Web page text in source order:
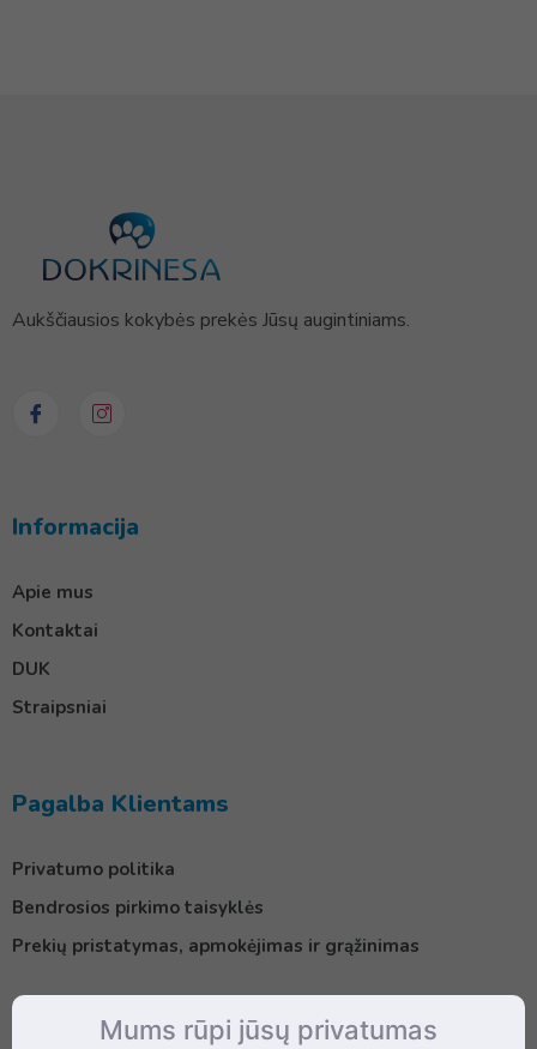
Aukščiausios kokybės prekės Jūsų augintiniams.
Informacija
Apie mus
Kontaktai
DUK
Straipsniai
Pagalba Klientams
Privatumo politika
Bendrosios pirkimo taisyklės
Prekių pristatymas, apmokėjimas ir grąžinimas
KontaktaiMums rūpi jūsų privatumas